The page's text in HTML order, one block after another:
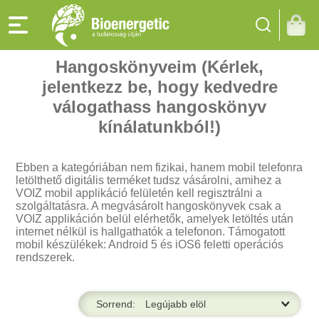
Hangoskönyveim (Kérlek,
jelentkezz be, hogy kedvedre
válogathass hangoskönyv
kínálatunkból!)
Ebben a kategóriában nem fizikai, hanem mobil telefonra
letölthető digitális terméket tudsz vásárolni, amihez a
VOIZ mobil applikáció felületén kell regisztrálni a
szolgáltatásra. A megvásárolt hangoskönyvek csak a
VOIZ applikáción belül elérhetők, amelyek letöltés után
internet nélkül is hallgathatók a telefonon. Támogatott
mobil készülékek: Android 5 és iOS6 feletti operációs
rendszerek.
Sorrend: